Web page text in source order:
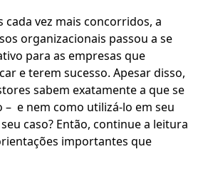
cada vez mais concorridos, a
organizacionais passou a se
para as empresas que
e terem sucesso. Apesar disso,
sabem exatamente a que se
– e nem como utilizá-lo em seu
caso? Então, continue a leitura
importantes que